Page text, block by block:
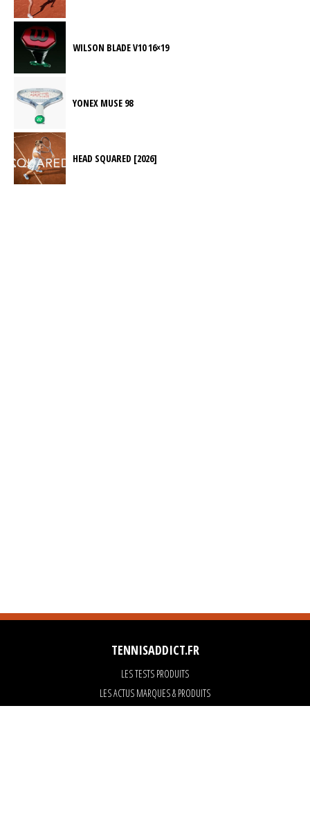
WILSON BLADE V10 16×19
YONEX MUSE 98
HEAD SQUARED [2026]
TENNISADDICT.FR
LES TESTS PRODUITS
LES ACTUS MARQUES & PRODUITS